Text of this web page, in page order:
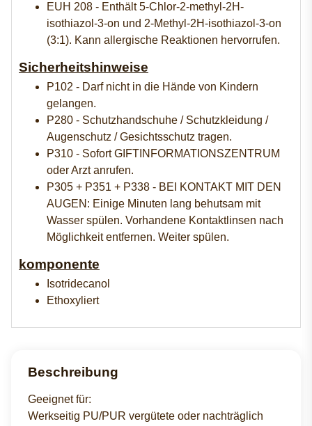
EUH 208 - Enthält 5-Chlor-2-methyl-2H-
isothiazol-3-on und 2-Methyl-2H-isothiazol-3-on
(3:1). Kann allergische Reaktionen hervorrufen.
Sicherheitshinweise
P102 - Darf nicht in die Hände von Kindern
gelangen.
P280 - Schutzhandschuhe / Schutzkleidung /
Augenschutz / Gesichtsschutz tragen.
P310 - Sofort GIFTINFORMATIONSZENTRUM
oder Arzt anrufen.
P305 + P351 + P338 - BEI KONTAKT MIT DEN
AUGEN: Einige Minuten lang behutsam mit
Wasser spülen. Vorhandene Kontaktlinsen nach
Möglichkeit entfernen. Weiter spülen.
komponente
Isotridecanol
Ethoxyliert
Beschreibung
Geeignet für:
Werkseitig PU/PUR vergütete oder nachträglich